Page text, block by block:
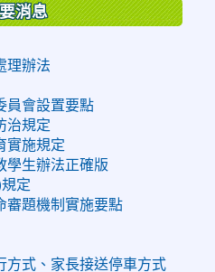
消息
理辦法
員會設置要點
治規定
實施規定
學生辦法正確版
定
審題機制實施要點
方式、家長接送停車方式